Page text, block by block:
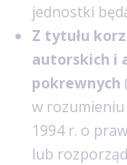
jednostki
Z tytułu
autorskich i
pokrewnych
w
1994 r. o
lub